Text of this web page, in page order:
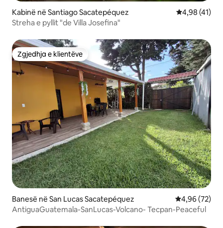
Kabinë në Santiago Sacatepéquez Vlerësimi
4,98 (41)
Streha e pyllit "de Villa Josefina"
Zgjedhja e klientëve
Zgjedhja e klientëve
Banesë në San Lucas Sacatepéquez Vlerësimi
4,96 (72)
AntiguaGuatemala-SanLucas-Volcano- Tecpan-Peaceful